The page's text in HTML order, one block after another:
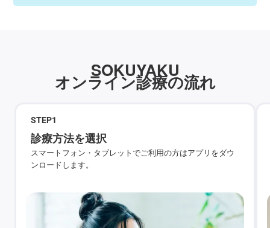
SOKUYAKU
オンライン診療の流れ
STEP1
診療方法を選択
スマートフォン・タブレットでご利用の方はアプリをダウ
ンロードします。